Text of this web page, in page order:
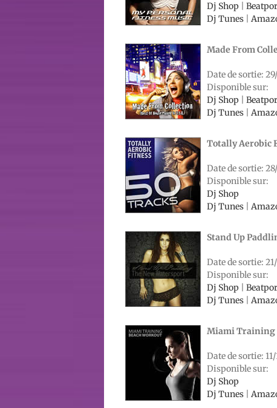
Dj Shop
Dj Tunes
Made From
Date de sortie: 29/
Disponible sur:
Dj Shop
Dj Tunes
Totally Aerobic
Date de sortie: 28/
Disponible sur:
Dj Shop
Dj Tunes
Stand Up
Date de sortie: 21/
Disponible sur:
Dj Shop
Dj Tunes
Miami Training
Date de sortie: 11/
Disponible sur:
Dj Shop
Dj Tunes